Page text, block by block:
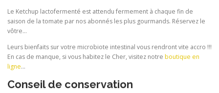
Le Ketchup lactofermenté est attendu fermement à chaque fin de
saison de la tomate par nos abonnés les plus gourmands. Réservez le
vôtre…
Leurs bienfaits sur votre microbiote intestinal vous rendront vite accro !!!
En cas de manque, si vous habitez le Cher, visitez notre boutique en
ligne…
Conseil de conservation